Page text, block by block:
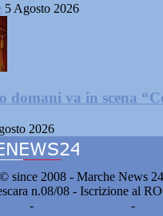
5 Agosto 2026
domani va in scena
2026
since 2008 - Marche News
n.08/08 - Iscrizione al
- -